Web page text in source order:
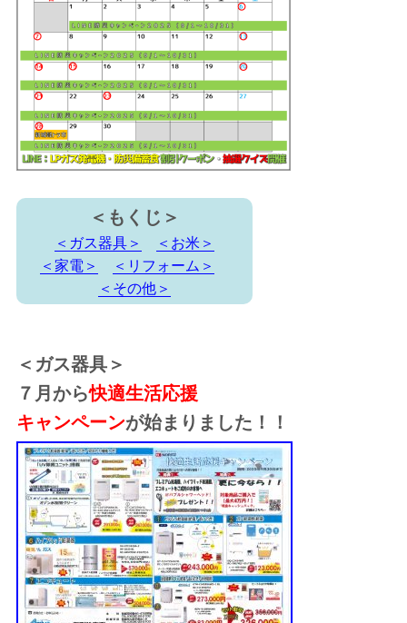
＜もくじ＞
＜ガス器具＞
＜お米＞
＜家電＞
＜リフォーム＞
＜その他＞
＜ガス器具＞
７月から快適生活応援
キャンペーンが始まりました！！